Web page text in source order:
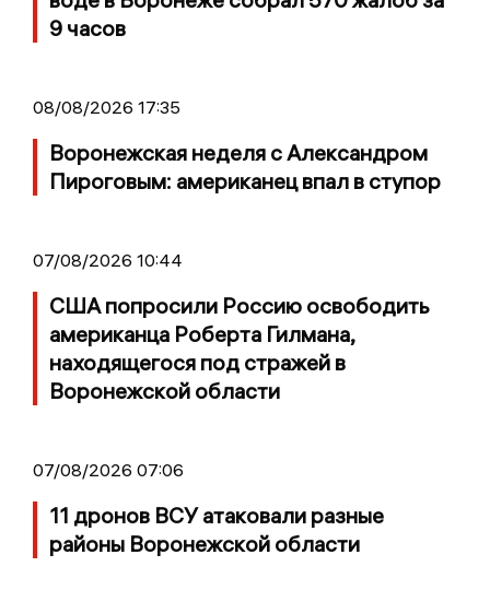
9 часов
08/08/2026 17:35
Воронежская неделя с Александром
Пироговым: американец впал в ступор
07/08/2026 10:44
США попросили Россию освободить
американца Роберта Гилмана,
находящегося под стражей в
Воронежской области
07/08/2026 07:06
11 дронов ВСУ атаковали разные
районы Воронежской области